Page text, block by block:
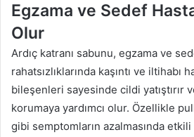
Egzama ve Sedef
Olur
Ardıç katranı sabunu, egzama ve
rahatsızlıklarında kaşıntı ve iltihabı
bileşenleri sayesinde cildi yatıştırır
korumaya yardımcı olur. Özellikle
gibi semptomların azalmasında